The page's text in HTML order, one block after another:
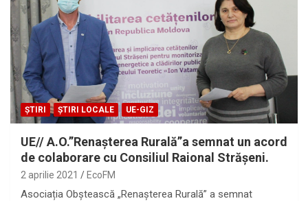
ȘTIRI ȘTIRI LOCALE UE-GIZ
UE// A.O.”Renașterea Rurală”a semnat un acord
de colaborare cu Consiliul Raional Strășeni.
2 aprilie 2021 EcoFM
Asociația Obștească „Renașterea Rurală” a semnat